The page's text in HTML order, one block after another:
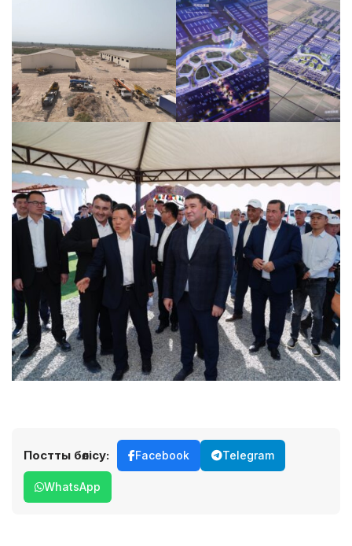
Постты бөлісу: Facebook Telegram
WhatsApp